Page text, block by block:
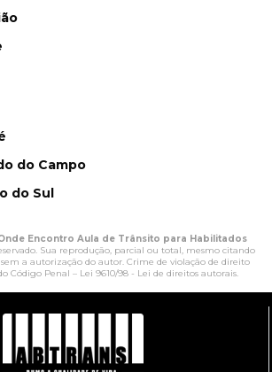
do Campo
do Sul
Encontro Aula de Trânsito para Habilitados
Sua reprodução, parcial ou total, mesmo citando
a autorização do autor. Crime de violação de direito
Código Penal – Lei 9610/98 - Lei de direitos autorais.